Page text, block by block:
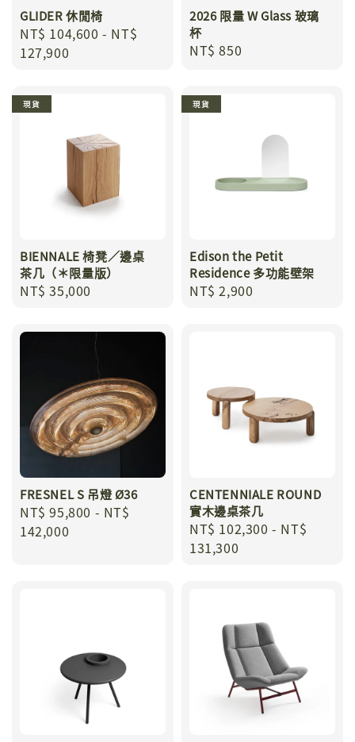
GLIDER 休閒椅
Regular
price
NT$ 104,600 - NT$
127,900
2026 限量 W Glass 玻璃
杯
Regular
NT$ 850
現貨
BIENNALE 椅凳／邊桌
茶几（＊限量版）
Regular
NT$ 35,000
現貨
Edison the Petit
Residence 多功能壁架
Regular
NT$ 2,900
FRESNEL S 吊燈 Ø36
Regular
price
NT$ 95,800 - NT$
142,000
CENTENNIALE ROUND
實木邊桌茶几
Regular
price
NT$ 102,300 - NT$
131,300